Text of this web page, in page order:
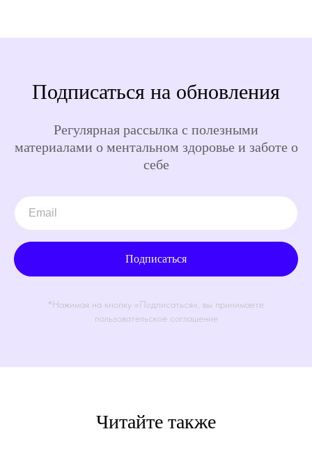
Подписаться на обновления
Регулярная рассылка с полезными
материалами о ментальном здоровье и заботе о
себе
Подписаться
*Нажимая на кнопку «Подписаться», вы принимаете
пользовательское соглашение
Читайте также